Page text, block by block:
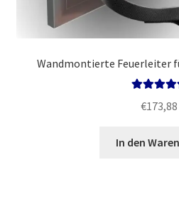
Wandmontierte Feuerleiter
von 5
€173,88
In den